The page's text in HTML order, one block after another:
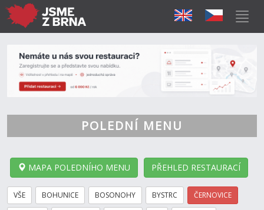
POLEDNÍ MENU
MAPA POLEDNÍHO MENU PŘEHLED RESTAURACÍ
VŠE BOHUNICE BOSONOHY BYSTRC ČERNOVICE